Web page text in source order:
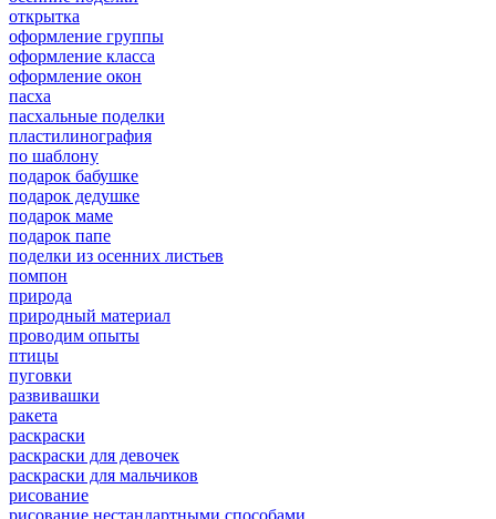
открытка
оформление группы
оформление класса
оформление окон
пасха
пасхальные поделки
пластилинография
по шаблону
подарок бабушке
подарок дедушке
подарок маме
подарок папе
поделки из осенних листьев
помпон
природа
природный материал
проводим опыты
птицы
пуговки
развивашки
ракета
раскраски
раскраски для девочек
раскраски для мальчиков
рисование
рисование нестандартными способами